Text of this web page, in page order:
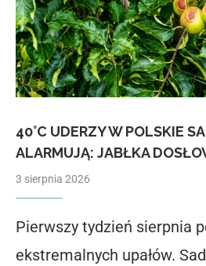
40°C UDERZY W POLSKIE
ALARMUJĄ: JABŁKA
3 sierpnia 2026
Pierwszy tydzień sierpnia
ekstremalnych upałów.